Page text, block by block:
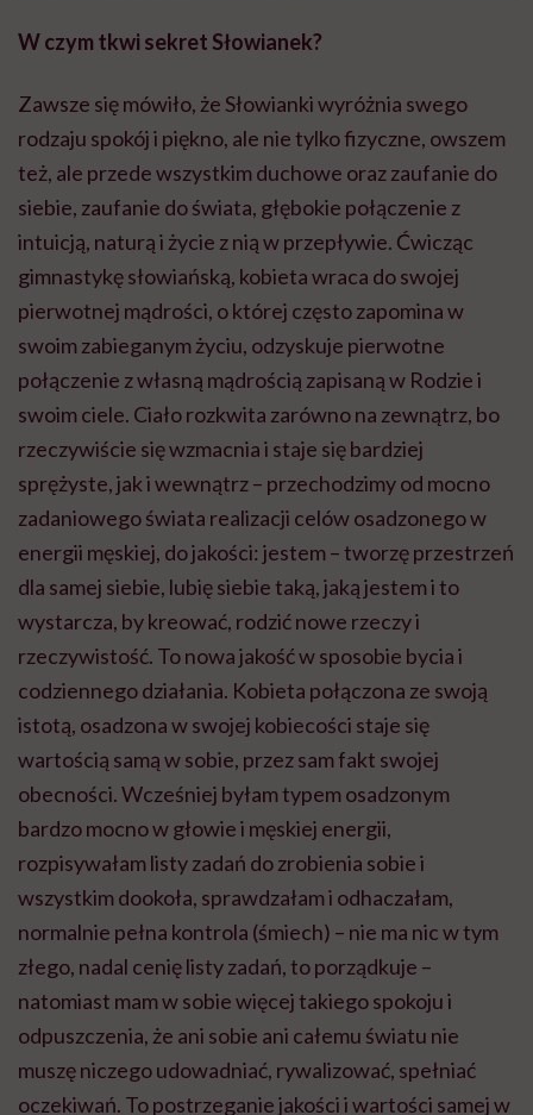
W czym tkwi sekret Słowianek?
Zawsze się mówiło, że Słowianki wyróżnia swego
rodzaju spokój i piękno, ale nie tylko fizyczne, owszem
też, ale przede wszystkim duchowe oraz zaufanie do
siebie, zaufanie do świata, głębokie połączenie z
intuicją, naturą i życie z nią w przepływie. Ćwicząc
gimnastykę słowiańską, kobieta wraca do swojej
pierwotnej mądrości, o której często zapomina w
swoim zabieganym życiu, odzyskuje pierwotne
połączenie z własną mądrością zapisaną w Rodzie i
swoim ciele. Ciało rozkwita zarówno na zewnątrz, bo
rzeczywiście się wzmacnia i staje się bardziej
sprężyste, jak i wewnątrz – przechodzimy od mocno
zadaniowego świata realizacji celów osadzonego w
energii męskiej, do jakości: jestem – tworzę przestrzeń
dla samej siebie, lubię siebie taką, jaką jestem i to
wystarcza, by kreować, rodzić nowe rzeczy i
rzeczywistość. To nowa jakość w sposobie bycia i
codziennego działania. Kobieta połączona ze swoją
istotą, osadzona w swojej kobiecości staje się
wartością samą w sobie, przez sam fakt swojej
obecności. Wcześniej byłam typem osadzonym
bardzo mocno w głowie i męskiej energii,
rozpisywałam listy zadań do zrobienia sobie i
wszystkim dookoła, sprawdzałam i odhaczałam,
normalnie pełna kontrola (śmiech) – nie ma nic w tym
złego, nadal cenię listy zadań, to porządkuje –
natomiast mam w sobie więcej takiego spokoju i
odpuszczenia, że ani sobie ani całemu światu nie
muszę niczego udowadniać, rywalizować, spełniać
oczekiwań. To postrzeganie jakości i wartości samej w